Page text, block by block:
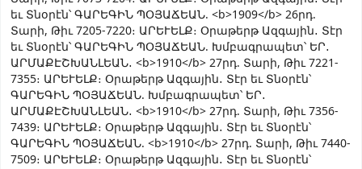
եւ Տնօրէն՝ ԳԱՐԵԳԻՆ ՊՕՅԱՃԵԱՆ. <b>1909</b> 26րդ.
Տարի, Թիւ 7205-7220։ ԱՐԵՒԵԼՔ։ Օրաթերթ Ազգային․ Տէր
եւ Տնօրէն՝ ԳԱՐԵԳԻՆ ՊՕՅԱՃԵԱՆ. Խմբագրապետ՝ ԵՐ․
ԱՐՄԱՔԷՇԽԱՆԼԵԱՆ․ <b>1910</b> 27րդ. Տարի, Թիւ 7221-
7355։ ԱՐԵՒԵԼՔ։ Օրաթերթ Ազգային․ Տէր եւ Տնօրէն՝
ԳԱՐԵԳԻՆ ՊՕՅԱՃԵԱՆ. Խմբագրապետ՝ ԵՐ․
ԱՐՄԱՔԷՇԽԱՆԼԵԱՆ․ <b>1910</b> 27րդ. Տարի, Թիւ 7356-
7439։ ԱՐԵՒԵԼՔ։ Օրաթերթ Ազգային․ Տէր եւ Տնօրէն՝
ԳԱՐԵԳԻՆ ՊՕՅԱՃԵԱՆ. <b>1910</b> 27րդ. Տարի, Թիւ 7440-
7509։ ԱՐԵՒԵԼՔ։ Օրաթերթ Ազգային․ Տէր եւ Տնօրէն՝